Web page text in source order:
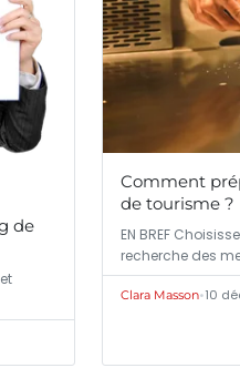
de
Comment
de tourisme ?
EN BREF
recherche des
Clara Masson•10